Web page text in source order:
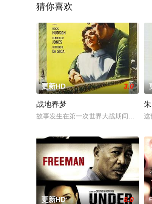
猜你喜欢
更新HD 3.0
战地春梦
故事发生在第一次世界大战期间，在一这
更新HD 8.0